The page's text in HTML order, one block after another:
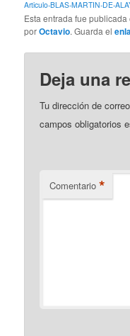
Articulo-BLAS-MARTIN-DE-
Esta entrada fue
porOctavio. Guarda el
Deja una
Tu dirección de
campos obligatorios
Comentario *